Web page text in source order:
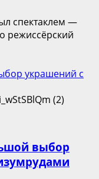
спектаклем —
режиссёрский
украшений с
выбор